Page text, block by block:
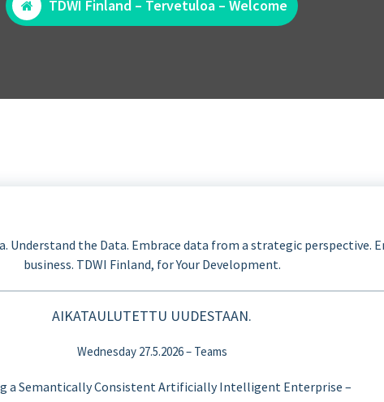
TDWI Finland – Tervetuloa – Welcome
Understand the Data. Embrace data from a strategic perspective.
business. TDWI Finland, for Your Development.
AIKATAULUTETTU UUDESTAAN.
Wednesday 27.5.2026 – Teams
a Semantically Consistent Artificially Intelligent Enterprise –